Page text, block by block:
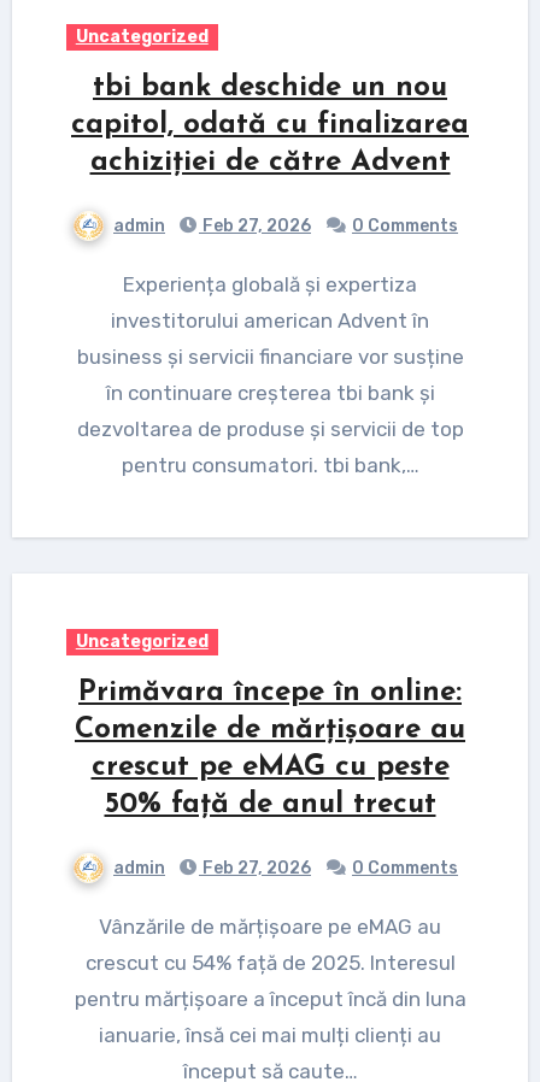
Uncategorized
tbi bank deschide un nou
capitol, odată cu finalizarea
achiziției de către Advent
admin Feb 27, 2026 0 Comments
Experiența globală și expertiza
investitorului american Advent în
business și servicii financiare vor susține
în continuare creșterea tbi bank și
dezvoltarea de produse și servicii de top
pentru consumatori. tbi bank,…
Uncategorized
Primăvara începe în online:
Comenzile de mărțișoare au
crescut pe eMAG cu peste
50% față de anul trecut
admin Feb 27, 2026 0 Comments
Vânzările de mărțișoare pe eMAG au
crescut cu 54% față de 2025. Interesul
pentru mărțișoare a început încă din luna
ianuarie, însă cei mai mulți clienți au
început să caute…